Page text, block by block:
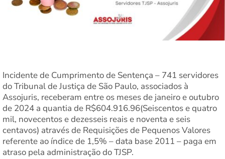
Incidente de Cumprimento de Sentença – 741 servidores
do Tribunal de Justiça de São Paulo, associados à
Assojuris, receberam entre os meses de janeiro e outubro
de 2024 a quantia de R$604.916.96(Seiscentos e quatro
mil, novecentos e dezesseis reais e noventa e seis
centavos) através de Requisições de Pequenos Valores
referente ao índice de 1,5% – data base 2011 – paga em
atraso pela administração do TJSP.